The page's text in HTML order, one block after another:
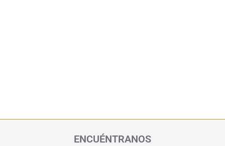
ENCUÉNTRANOS